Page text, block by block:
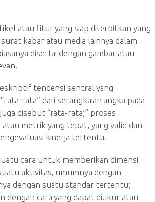
atau fitur yang siap diterbitkan yang
kabar atau media lainnya dalam
disertai dengan gambar atau
tendensi sentral yang
rata” dari serangkaian angka pada
disebut “rata-rata;” proses
atau metrik yang tepat, yang valid dan
kinerja tertentu.
cara untuk memberikan dimensi
aktivitas, umumnya dengan
dengan suatu standar tertentu;
dengan cara yang dapat diukur atau